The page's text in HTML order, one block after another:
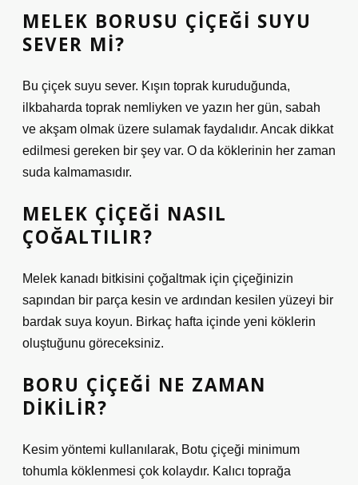
MELEK BORUSU ÇIÇEĞI SUYU
SEVER MI?
Bu çiçek suyu sever. Kışın toprak kuruduğunda,
ilkbaharda toprak nemliyken ve yazın her gün, sabah
ve akşam olmak üzere sulamak faydalıdır. Ancak dikkat
edilmesi gereken bir şey var. O da köklerinin her zaman
suda kalmamasıdır.
MELEK ÇIÇEĞI NASIL
ÇOĞALTILIR?
Melek kanadı bitkisini çoğaltmak için çiçeğinizin
sapından bir parça kesin ve ardından kesilen yüzeyi bir
bardak suya koyun. Birkaç hafta içinde yeni köklerin
oluştuğunu göreceksiniz.
BORU ÇIÇEĞI NE ZAMAN
DIKILIR?
Kesim yöntemi kullanılarak, Botu çiçeği minimum
tohumla köklenmesi çok kolaydır. Kalıcı toprağa